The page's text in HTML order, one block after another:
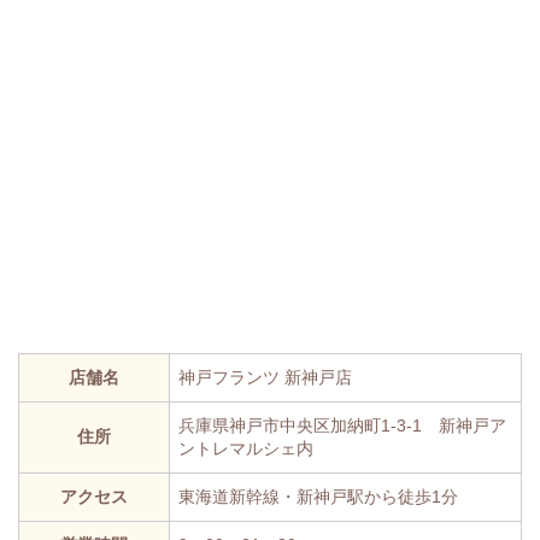
店舗名 神戸フランツ 新神戸店
住所
兵庫県神戸市中央区加納町1-3-1 新神戸ア
ントレマルシェ内
アクセス 東海道新幹線・新神戸駅から徒歩1分